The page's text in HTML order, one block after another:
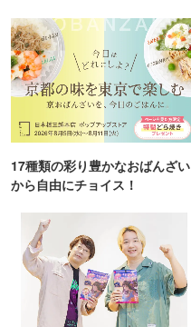
17種類の彩り豊かなおばんざい
から自由にチョイス！